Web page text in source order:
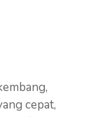
cepat,